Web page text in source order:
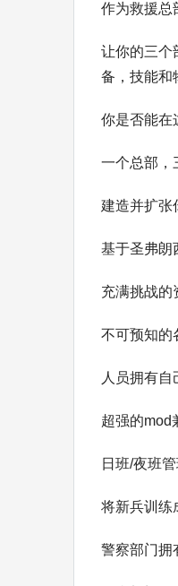
作为救援总
让你的三个
备，技能和
你是否能在
一个总部，
建造并扩张
基于圣弗朗
充满挑战的
不可预知的
人员拥有
超强的mod
日班/夜班
将新兵训练
警察部门拥